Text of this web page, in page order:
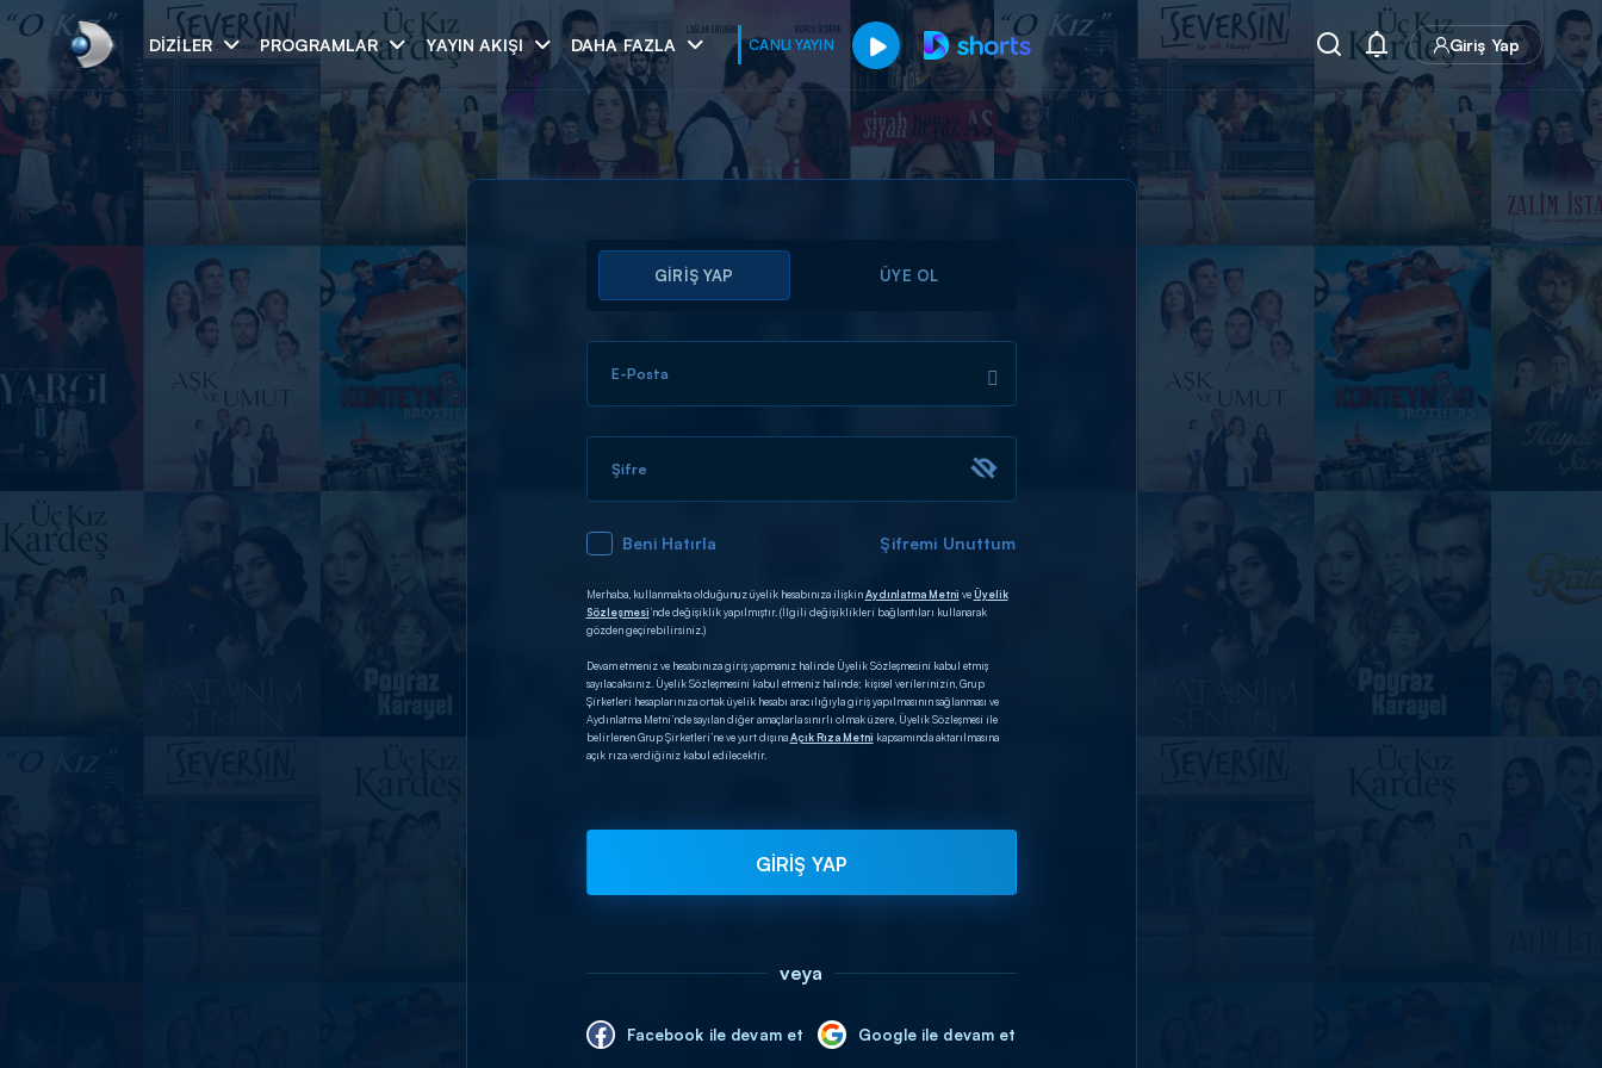
DIZILER PROGRAMLAR YAYIN AKIŞI DAHA FAZLA CANLI YAYIN Giriş Yap
Arama
ARAMA SONUÇLARI
GİRİŞ YAP ÜYE OL
E-Posta
Şifre
Beni Hatırla Şifremi Unuttum
Merhaba, kullanmakta olduğunuz üyelik hesabınıza ilişkinAydınlatma Metni veÜyelik
Sözleşmesi’nde değişiklik yapılmıştır. (İlgili değişiklikleri bağlantıları kullanarak
gözden geçirebilirsiniz.)
Devam etmeniz ve hesabınıza giriş yapmanız halinde Üyelik Sözleşmesini kabul etmiş
sayılacaksınız. Üyelik Sözleşmesini kabul etmeniz halinde; kişisel verilerinizin, Grup
Şirketleri hesaplarınıza ortak üyelik hesabı aracılığıyla giriş yapılmasının sağlanması ve
Aydınlatma Metni’nde sayılan diğer amaçlarla sınırlı olmak üzere, Üyelik Sözleşmesi ile
belirlenen Grup Şirketleri’ne ve yurt dışınaAçık Rıza Metni kapsamında aktarılmasına
açık rıza verdiğiniz kabul edilecektir.
GİRİŞ YAP
veya
Facebook ile devam et Google ile devam et